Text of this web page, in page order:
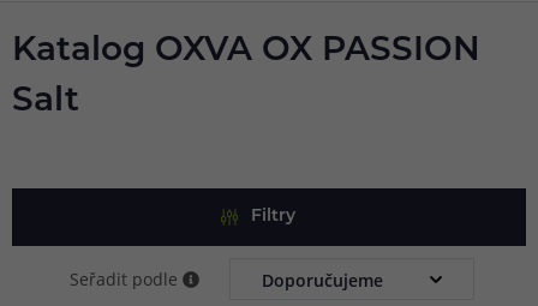
Katalog OXVA OX PASSION
Salt
Filtry
Seřadit podle